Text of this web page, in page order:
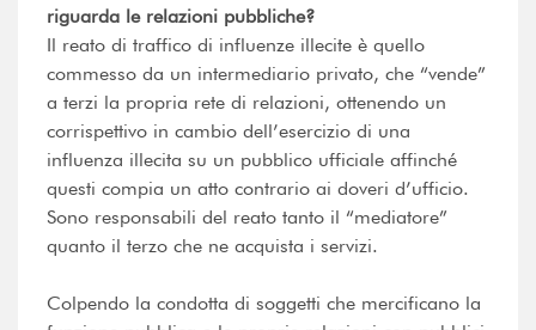
riguarda le relazioni pubbliche?
Il reato di traffico di influenze illecite è quello
commesso da un intermediario privato, che “vende”
a terzi la propria rete di relazioni, ottenendo un
corrispettivo in cambio dell’esercizio di una
influenza illecita su un pubblico ufficiale affinché
questi compia un atto contrario ai doveri d’ufficio.
Sono responsabili del reato tanto il “mediatore”
quanto il terzo che ne acquista i servizi.
Colpendo la condotta di soggetti che mercificano la